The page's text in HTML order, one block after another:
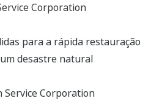
Corporation
para a rápida restauração
desastre natural
Service Corporation